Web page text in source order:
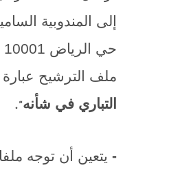
إلى المندوبية
حي الرياض 10001 - ص ب: 178 الرباط
ملف الترشيح عبارة
التباري في شأنه".
- يتعين أن توجه